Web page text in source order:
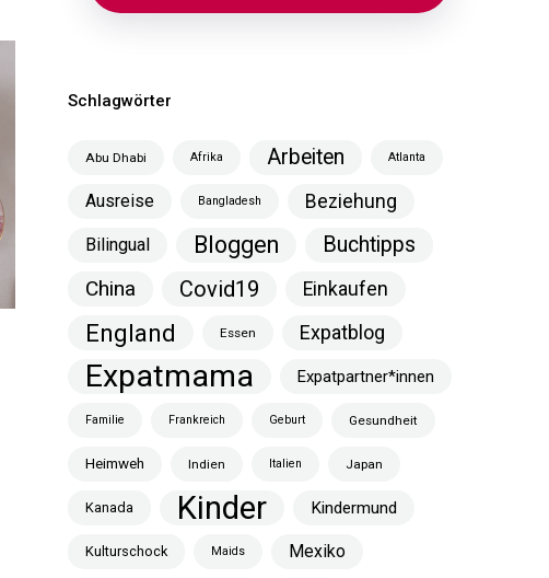
Schlagwörter
Abu Dhabi Afrika Arbeiten Atlanta
Ausreise Bangladesh Beziehung
Bilingual Bloggen
Buchtipps
China
Covid19 Einkaufen
England Essen Expatblog
Expatmama Expatpartner*innen
Familie Frankreich Geburt Gesundheit
Heimweh Indien Italien Japan
Kanada Kinder Kindermund
Kulturschock Maids Mexiko